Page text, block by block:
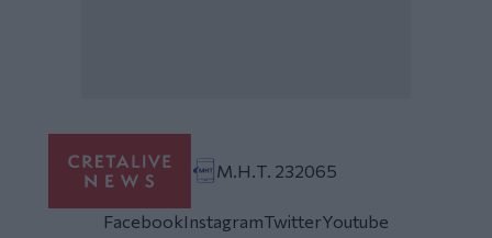
Μ.Η.Τ. 232065
FacebookInstagramTwitterYoutube